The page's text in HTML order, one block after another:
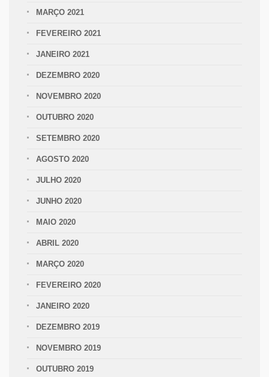
MARÇO 2021
FEVEREIRO 2021
JANEIRO 2021
DEZEMBRO 2020
NOVEMBRO 2020
OUTUBRO 2020
SETEMBRO 2020
AGOSTO 2020
JULHO 2020
JUNHO 2020
MAIO 2020
ABRIL 2020
MARÇO 2020
FEVEREIRO 2020
JANEIRO 2020
DEZEMBRO 2019
NOVEMBRO 2019
OUTUBRO 2019